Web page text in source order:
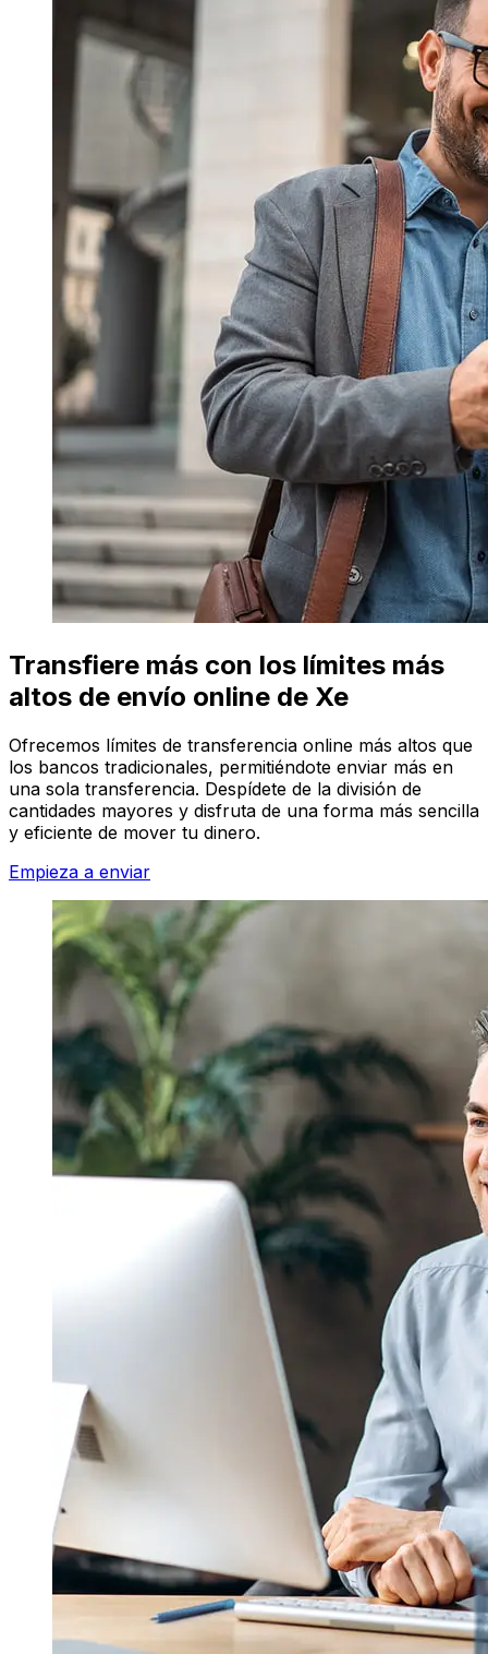
Transfiere más con los límites más
altos de envío online de Xe
Ofrecemos límites de transferencia online más altos que
los bancos tradicionales, permitiéndote enviar más en
una sola transferencia. Despídete de la división de
cantidades mayores y disfruta de una forma más sencilla
y eficiente de mover tu dinero.
Empieza a enviar